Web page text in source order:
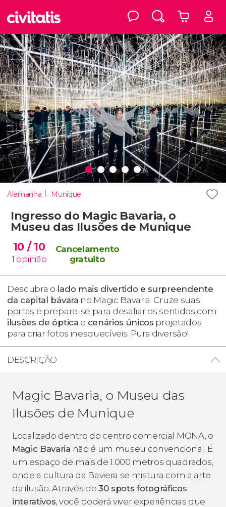
Alemanha Munique
Ingresso do Magic Bavaria, o
Museu das Ilusões de Munique
10 / 10
1 opinião
Cancelamento
gratuito
Descubra o lado mais divertido e surpreendente
da capital bávara no Magic Bavaria. Cruze suas
portas e prepare-se para desafiar os sentidos com
ilusões de óptica e cenários únicos projetados
para criar fotos inesquecíveis. Pura diversão!
DESCRIÇÃO
Magic Bavaria, o Museu das
Ilusões de Munique
Localizado dentro do centro comercial MONA, o
Magic Bavaria não é um museu convencional. É
um espaço de mais de 1.000 metros quadrados,
onde a cultura da Baviera se mistura com a arte
da ilusão. Através de 30 spots fotográficos
interativos, você poderá viver experiências que